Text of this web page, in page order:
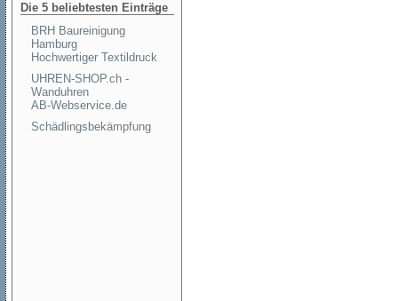
Die 5 beliebtesten Einträge
BRH Baureinigung
Hamburg
Hochwertiger Textildruck
UHREN-SHOP.ch -
Wanduhren
AB-Webservice.de
Schädlingsbekämpfung